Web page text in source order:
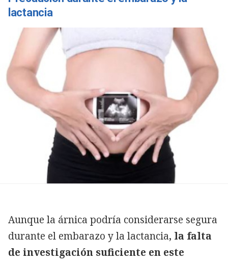
lactancia
Aunque la árnica podría considerarse segura
durante el embarazo y la lactancia, la falta
de investigación suficiente en este